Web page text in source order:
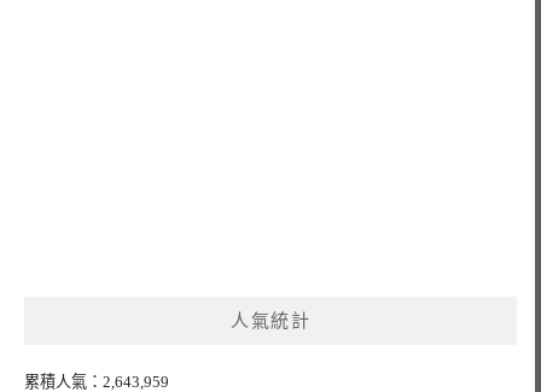
人氣統計
累積人氣：2,643,959